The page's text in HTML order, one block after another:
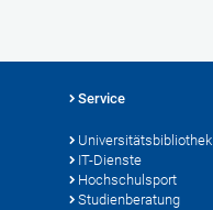
Service
Universitätsbibliothek
IT-Dienste
Hochschulsport
Studienberatung